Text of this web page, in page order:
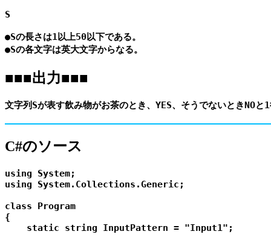
S
●Sの長さは1以上50以下である。
■■■出力■■■
C#のソース
using System;
using System.Collections.Generic;
class Program
{
    static string InputPattern = "Input1";